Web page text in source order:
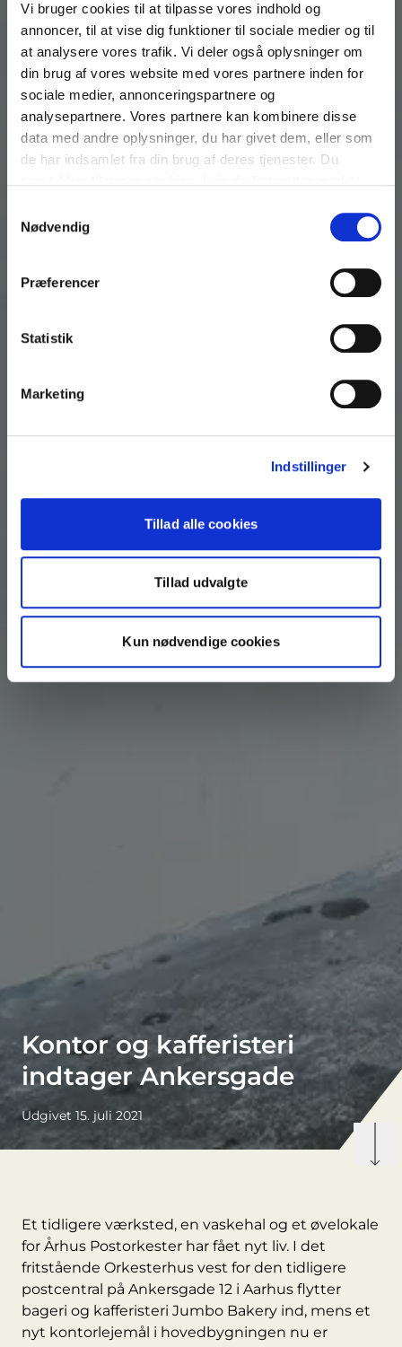
Vi bruger cookies til at tilpasse vores indhold og
annoncer, til at vise dig funktioner til sociale medier og til
at analysere vores trafik. Vi deler også oplysninger om
din brug af vores website med vores partnere inden for
sociale medier, annonceringspartnere og
analysepartnere. Vores partnere kan kombinere disse
data med andre oplysninger, du har givet dem, eller som
de har indsamlet fra din brug af deres tjenester. Du
Nødvendig
Præferencer
Statistik
Marketing
Indstillinger
Tillad alle cookies
Tillad udvalgte
Kun nødvendige cookies
Kontor og kafferisteri
indtager Ankersgade
Udgivet 15. juli 2021
Et tidligere værksted, en vaskehal og et øvelokale
for Århus Postorkester har fået nyt liv. I det
fritstående Orkesterhus vest for den tidligere
postcentral på Ankersgade 12 i Aarhus flytter
bageri og kafferisteri Jumbo Bakery ind, mens et
nyt kontorlejemål i hovedbygningen nu er